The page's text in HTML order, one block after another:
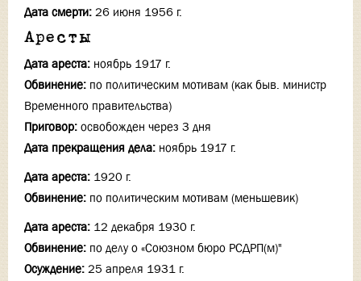
Дата смерти: 26 июня 1956 г.
Аресты
Дата ареста: ноябрь 1917 г.
Обвинение: по политическим мотивам (как быв. министр
Временного правительства)
Приговор: освобожден через 3 дня
Дата прекращения дела: ноябрь 1917 г.
Дата ареста: 1920 г.
Обвинение: по политическим мотивам (меньшевик)
Дата ареста: 12 декабря 1930 г.
Обвинение: по делу о «Союзном бюро РСДРП(м)"
Осуждение: 25 апреля 1931 г.